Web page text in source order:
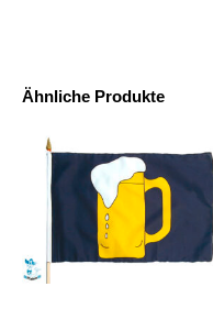
Ähnliche Produkte